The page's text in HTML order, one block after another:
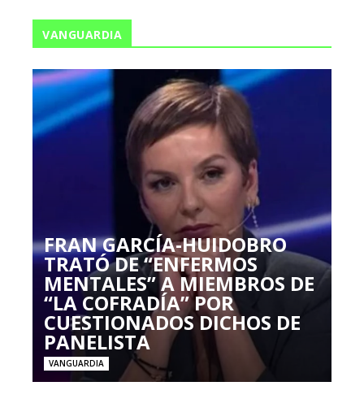
VANGUARDIA
FRAN GARCÍA-HUIDOBRO
TRATÓ DE “ENFERMOS
MENTALES” A MIEMBROS DE
“LA COFRADÍA” POR
CUESTIONADOS DICHOS DE
PANELISTA
VANGUARDIA